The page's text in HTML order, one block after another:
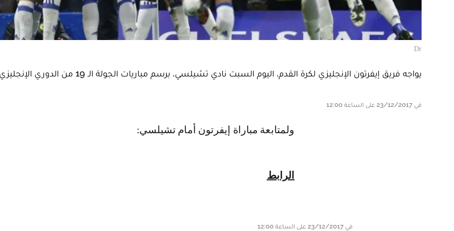
Dr
يواجه فريق إيفرتون الإنجليزي لكرة القدم، اليوم السبت نادي تشيلسي، برسم مباريات الجولة الـ 19 من الدوري الإنجليزي الممتاز.
في 23/12/2017 على الساعة 12:00
ولمتابعة مباراة إيفرتون أمام تشيلسي:
الرابط
في 23/12/2017 على الساعة 12:00